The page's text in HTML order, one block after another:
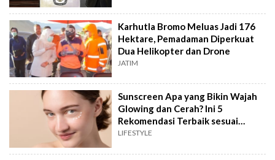
Karhutla Bromo Meluas Jadi 176
Hektare, Pemadaman Diperkuat
Dua Helikopter dan Drone
JATIM
Sunscreen Apa yang Bikin Wajah
Glowing dan Cerah? Ini 5
Rekomendasi Terbaik sesuai
Review
LIFESTYLE